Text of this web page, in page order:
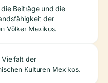
die Beiträge und die
der
Völker Mexikos.
Vielfalt der
Kulturen Mexikos.